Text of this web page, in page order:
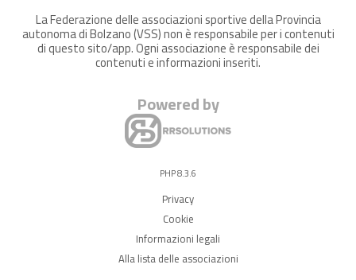
La Federazione delle associazioni sportive della Provincia
autonoma di Bolzano (VSS) non è responsabile per i contenuti
di questo sito/app. Ogni associazione è responsabile dei
contenuti e informazioni inseriti.
Powered by
PHP 8.3.6
Privacy
Cookie
Informazioni legali
Alla lista delle associazioni